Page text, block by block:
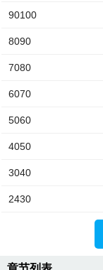
90100
8090
7080
6070
5060
4050
3040
2430